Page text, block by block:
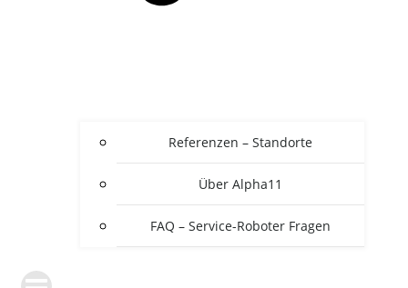
Referenzen – Standorte
Über Alpha11
FAQ – Service-Roboter Fragen